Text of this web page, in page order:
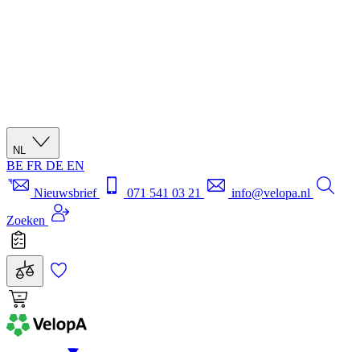
NL
BE FR DE EN
Nieuwsbrief
071 541 03 21
info@velopa.nl
Zoeken